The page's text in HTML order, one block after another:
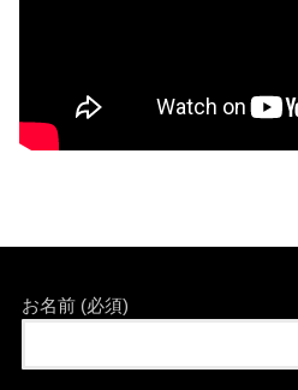
お名前 (必須)